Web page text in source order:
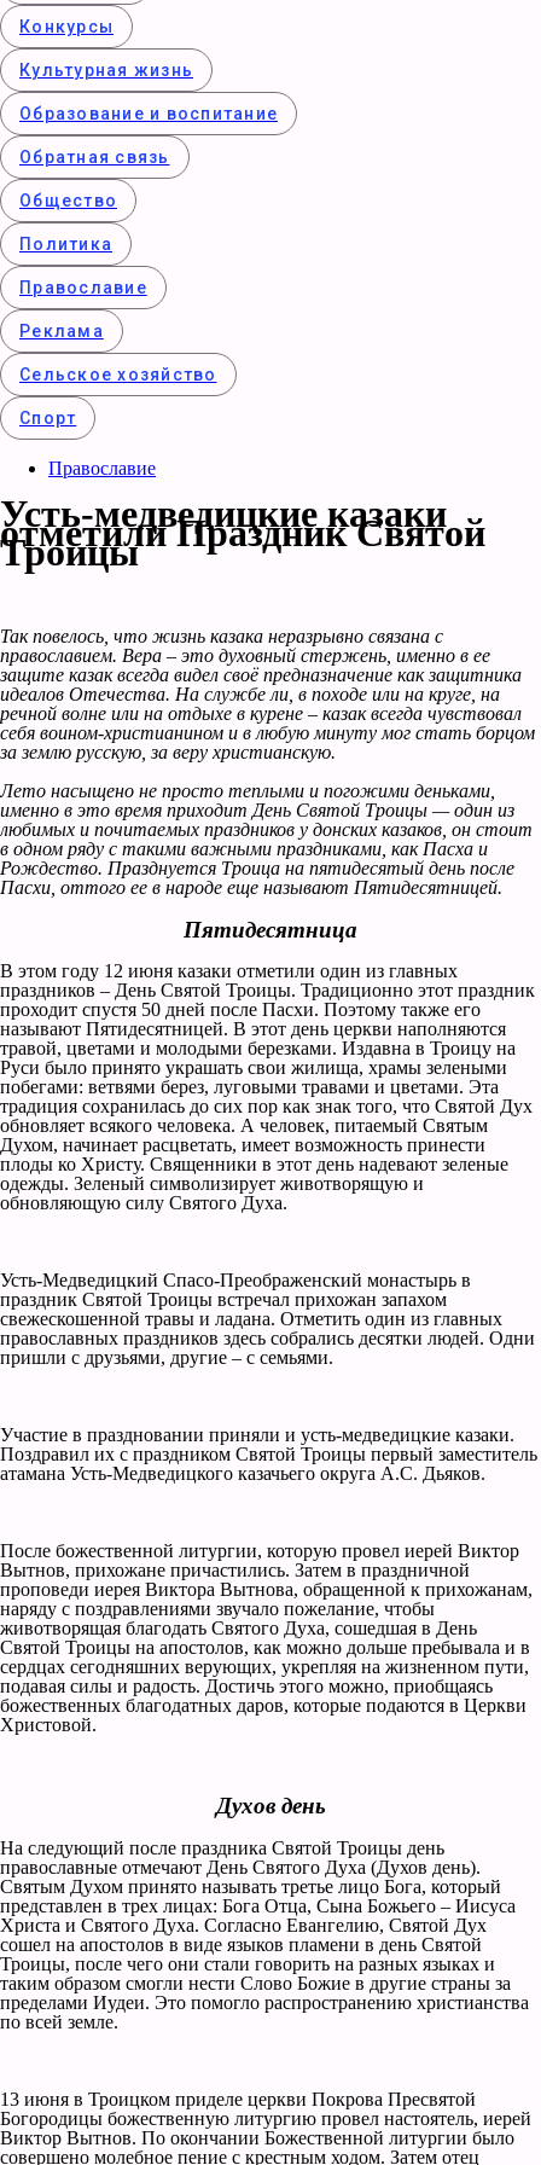
Конкурcы
Культурная жизнь
Образование и воспитание
Обратная связь
Общество
Политика
Православие
Реклама
Сельское хозяйство
Спорт
Православие
Усть-медведицкие казаки
отметили Праздник Святой
Троицы
Так повелось, что жизнь казака неразрывно связана с
православием. Вера – это духовный стержень, именно в ее
защите казак всегда видел своё предназначение как защитника
идеалов Отечества. На службе ли, в походе или на круге, на
речной волне или на отдыхе в курене – казак всегда чувствовал
себя воином-христианином и в любую минуту мог стать борцом
за землю русскую, за веру христианскую.
Лето насыщено не просто теплыми и погожими деньками,
именно в это время приходит День Святой Троицы — один из
любимых и почитаемых праздников у донских казаков, он стоит
в одном ряду с такими важными праздниками, как Пасха и
Рождество. Празднуется Троица на пятидесятый день после
Пасхи, оттого ее в народе еще называют Пятидесятницей.
Пятидесятница
В этом году 12 июня казаки отметили один из главных
праздников – День Святой Троицы. Традиционно этот праздник
проходит спустя 50 дней после Пасхи. Поэтому также его
называют Пятидесятницей. В этот день церкви наполняются
травой, цветами и молодыми березками. Издавна в Троицу на
Руси было принято украшать свои жилища, храмы зелеными
побегами: ветвями берез, луговыми травами и цветами. Эта
традиция сохранилась до сих пор как знак того, что Святой Дух
обновляет всякого человека. А человек, питаемый Святым
Духом, начинает расцветать, имеет возможность принести
плоды ко Христу. Священники в этот день надевают зеленые
одежды. Зеленый символизирует животворящую и
обновляющую силу Святого Духа.
Усть-Медведицкий Спасо-Преображенский монастырь в
праздник Святой Троицы встречал прихожан запахом
свежескошенной травы и ладана. Отметить один из главных
православных праздников здесь собрались десятки людей. Одни
пришли с друзьями, другие – с семьями.
Участие в праздновании приняли и усть-медведицкие казаки.
Поздравил их с праздником Святой Троицы первый заместитель
атамана Усть-Медведицкого казачьего округа А.С. Дьяков.
После божественной литургии, которую провел иерей Виктор
Вытнов, прихожане причастились. Затем в праздничной
проповеди иерея Виктора Вытнова, обращенной к прихожанам,
наряду с поздравлениями звучало пожелание, чтобы
животворящая благодать Святого Духа, сошедшая в День
Святой Троицы на апостолов, как можно дольше пребывала и в
сердцах сегодняшних верующих, укрепляя на жизненном пути,
подавая силы и радость. Достичь этого можно, приобщаясь
божественных благодатных даров, которые подаются в Церкви
Христовой.
Духов день
На следующий после праздника Святой Троицы день
православные отмечают День Святого Духа (Духов день).
Святым Духом принято называть третье лицо Бога, который
представлен в трех лицах: Бога Отца, Сына Божьего – Иисуса
Христа и Святого Духа. Согласно Евангелию, Святой Дух
сошел на апостолов в виде языков пламени в день Святой
Троицы, после чего они стали говорить на разных языках и
таким образом смогли нести Слово Божие в другие страны за
пределами Иудеи. Это помогло распространению христианства
по всей земле.
13 июня в Троицком приделе церкви Покрова Пресвятой
Богородицы божественную литургию провел настоятель, иерей
Виктор Вытнов. По окончании Божественной литургии было
совершено молебное пение с крестным ходом. Затем отец